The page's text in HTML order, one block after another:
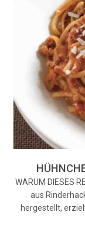
WARUM DIESES
aus
hergestellt,